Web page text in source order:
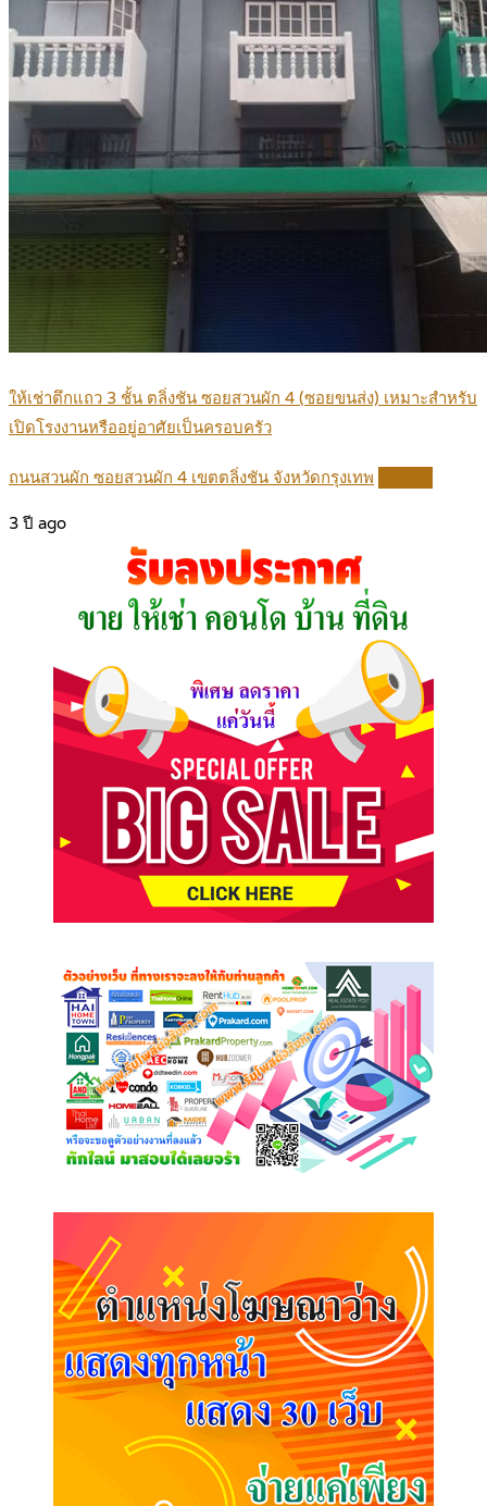
ให้เช่าตึกแถว 3 ชั้น ตลิ่งชัน ซอยสวนผัก 4 (ซอยขนส่ง) เหมาะสำหรับ
เปิดโรงงานหรืออยู่อาศัยเป็นครอบครัว
ถนนสวนผัก ซอยสวนผัก 4 เขตตลิ่งชัน จังหวัดกรุงเทพ
3 ปี ago